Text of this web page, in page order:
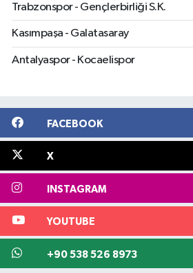
Trabzonspor - Gençlerbirliği S.K.
Kasımpaşa - Galatasaray
Antalyaspor - Kocaelispor
FACEBOOK
X
INSTAGRAM
YOUTUBE
+90 538 526 8973